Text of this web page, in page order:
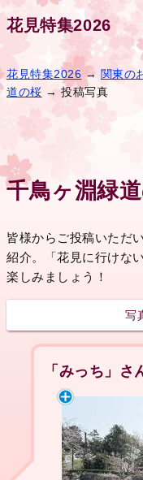
花見特集2026
花見特集2026 → 関東の
道の桜 → 投稿写真
千鳥ヶ淵緑
皆様からご投稿いただ
紹介。「花見に行けな
楽しみましょう！
写
「みっち」